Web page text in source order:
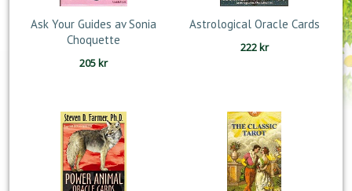
Ask Your Guides av Sonia
Choquette
205 kr
Astrological Oracle Cards
222 kr